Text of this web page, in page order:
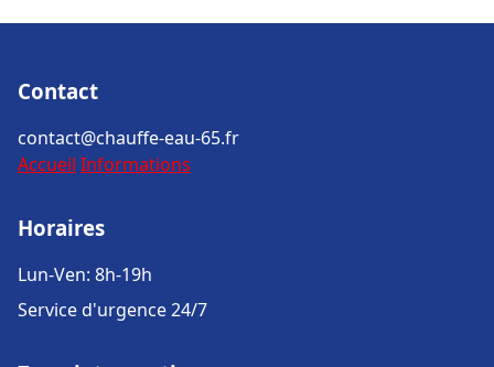
Contact
contact@chauffe-eau-65.fr
Accueil Informations
Horaires
Lun-Ven: 8h-19h
Service d'urgence 24/7